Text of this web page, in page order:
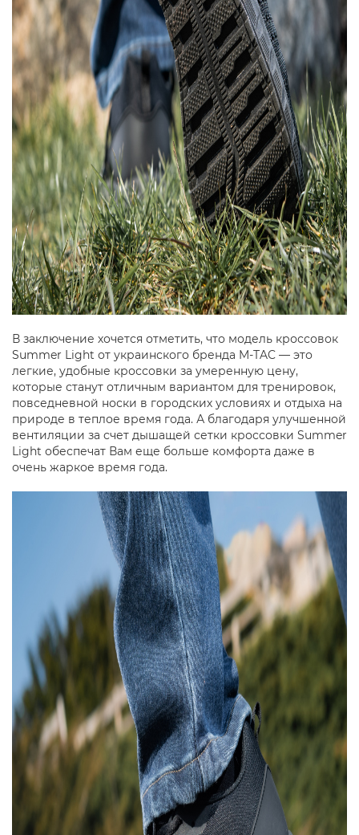
В заключение хочется отметить, что модель кроссовок
Summer Light от украинского бренда M-TAC — это
легкие, удобные кроссовки за умеренную цену,
которые станут отличным вариантом для тренировок,
повседневной носки в городских условиях и отдыха на
природе в теплое время года. А благодаря улучшенной
вентиляции за счет дышащей сетки кроссовки Summer
Light обеспечат Вам еще больше комфорта даже в
очень жаркое время года.